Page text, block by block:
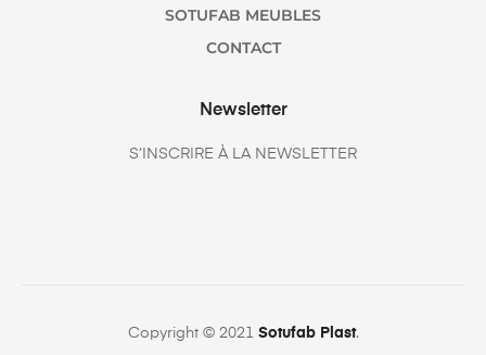
SOTUFAB MEUBLES
CONTACT
Newsletter
S’INSCRIRE À LA NEWSLETTER
Copyright © 2021 Sotufab Plast.